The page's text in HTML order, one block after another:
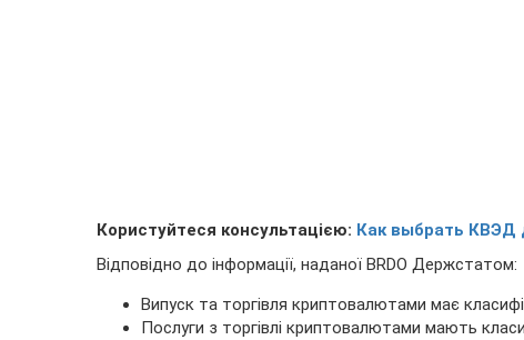
Користуйтеся консультацією: Как выбрать КВЭД
Відповідно до інформації, наданої BRDO Держстатом:
Випуск та торгівля криптовалютами має
Послуги з торгівлі криптовалютами мають